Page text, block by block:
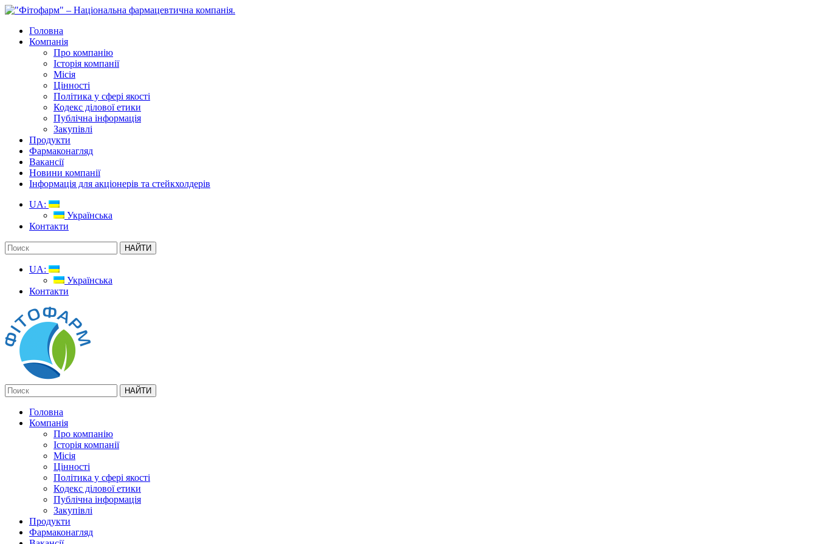
Головна
Компанія
Про компанію
Історія компанії
Місія
Цінності
Політика у сфері якості
Кодекс ділової етики
Публічна інформація
Закупівлі
Продукти
Фармаконагляд
Вакансії
Новини компанії
Інформація для акціонерів та стейкхолдерів
UA:
Українська
Контакти
UA:
Українська
Контакти
Головна
Компанія
Про компанію
Історія компанії
Місія
Цінності
Політика у сфері якості
Кодекс ділової етики
Публічна інформація
Закупівлі
Продукти
Фармаконагляд